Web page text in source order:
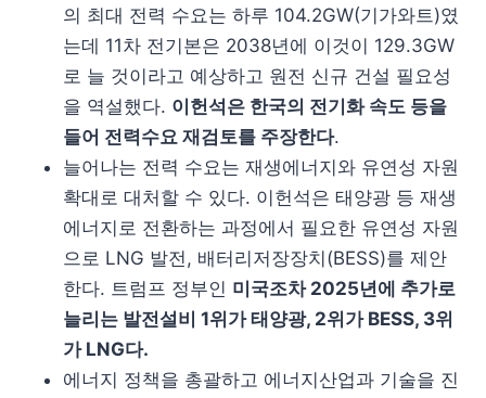
의 최대 전력 수요는 하루 104.2GW(기가와트)였
는데 11차 전기본은 2038년에 이것이 129.3GW
로 늘 것이라고 예상하고 원전 신규 건설 필요성
을 역설했다. 이헌석은 한국의 전기화 속도 등을
들어 전력수요 재검토를 주장한다.
늘어나는 전력 수요는 재생에너지와 유연성 자원
확대로 대처할 수 있다. 이헌석은 태양광 등 재생
에너지로 전환하는 과정에서 필요한 유연성 자원
으로 LNG 발전, 배터리저장장치(BESS)를 제안
한다. 트럼프 정부인 미국조차 2025년에 추가로
늘리는 발전설비 1위가 태양광, 2위가 BESS, 3위
가 LNG다.
에너지 정책을 총괄하고 에너지산업과 기술을 진